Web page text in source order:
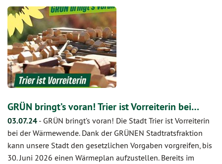
GRÜN bringt’s voran! Trier ist Vorreiterin bei…
03.07.24 - GRÜN bringt’s voran! Die Stadt Trier ist Vorreiterin
bei der Wärmewende. Dank der GRÜNEN Stadtratsfraktion
kann unsere Stadt den gesetzlichen Vorgaben vorgreifen, bis
30. Juni 2026 einen Wärmeplan aufzustellen. Bereits im